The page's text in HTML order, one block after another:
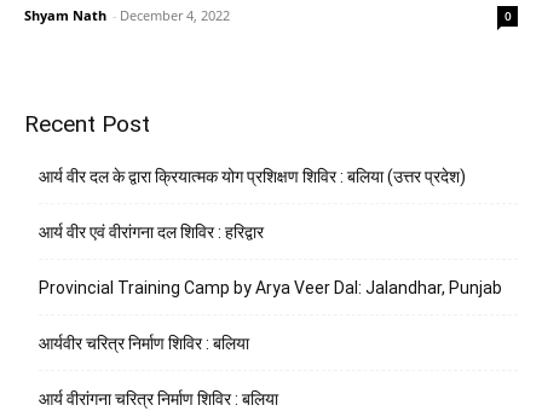
Shyam Nath - December 4, 2022 0
Recent Post
आर्य वीर दल के द्वारा क्रियात्मक योग प्रशिक्षण शिविर : बलिया (उत्तर प्रदेश)
आर्य वीर एवं वीरांगना दल शिविर : हरिद्वार
Provincial Training Camp by Arya Veer Dal: Jalandhar, Punjab
आर्यवीर चरित्र निर्माण शिविर : बलिया
आर्य वीरांगना चरित्र निर्माण शिविर : बलिया